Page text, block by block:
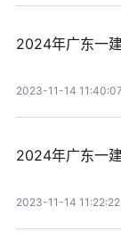
2024年广东一
2023-11-14 11:40:07
2024年广东一
2023-11-14 11:22:22